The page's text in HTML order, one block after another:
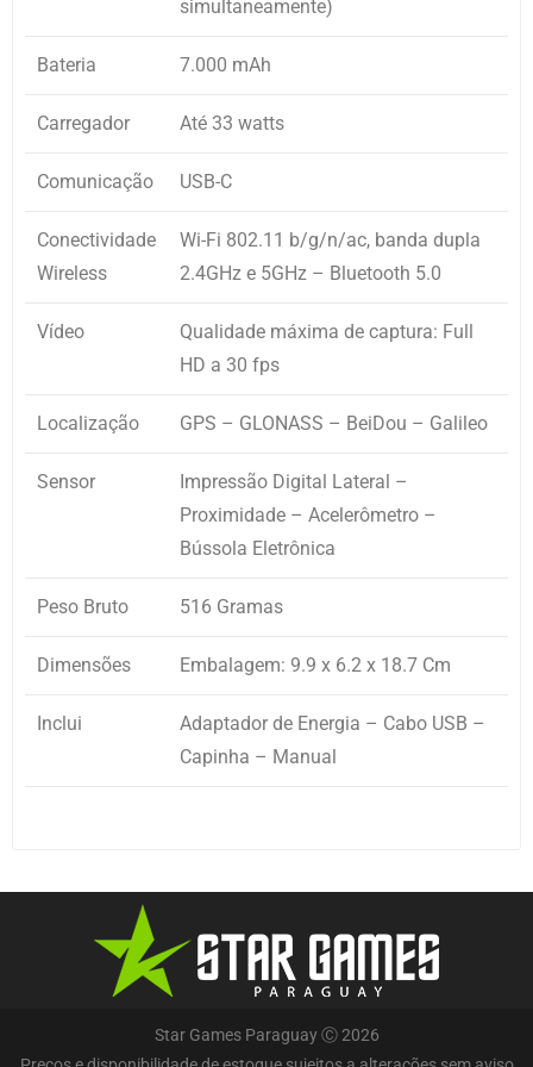
simultaneamente)
Bateria 7.000 mAh
Carregador Até 33 watts
Comunicação USB-C
Conectividade
Wireless
Wi-Fi 802.11 b/g/n/ac, banda dupla
2.4GHz e 5GHz – Bluetooth 5.0
Vídeo
Qualidade máxima de captura: Full
HD a 30 fps
Localização GPS – GLONASS – BeiDou – Galileo
Sensor
Impressão Digital Lateral –
Proximidade – Acelerômetro –
Bússola Eletrônica
Peso Bruto 516 Gramas
Dimensões Embalagem: 9.9 x 6.2 x 18.7 Cm
Inclui
Adaptador de Energia – Cabo USB –
Capinha – Manual
Star Games Paraguay Ⓒ 2026